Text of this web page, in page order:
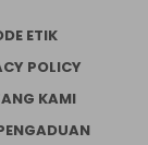
ETIK
POLICY
KAMI